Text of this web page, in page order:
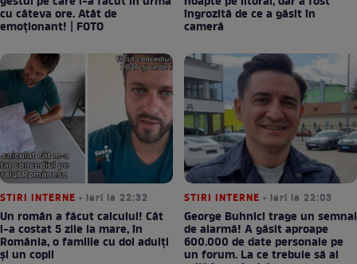
cu câteva ore. Atât de
emoționant! | FOTO
îngrozită de ce a găsit în
cameră
STIRI INTERNE • ieri la 22:32
Un român a făcut calculul! Cât
l-a costat 5 zile la mare, în
România, o familie cu doi adulți
și un copil
STIRI INTERNE • ieri la 22:03
George Buhnici trage un semnal
de alarmă! A găsit aproape
600.000 de date personale pe
un forum. La ce trebuie să ai